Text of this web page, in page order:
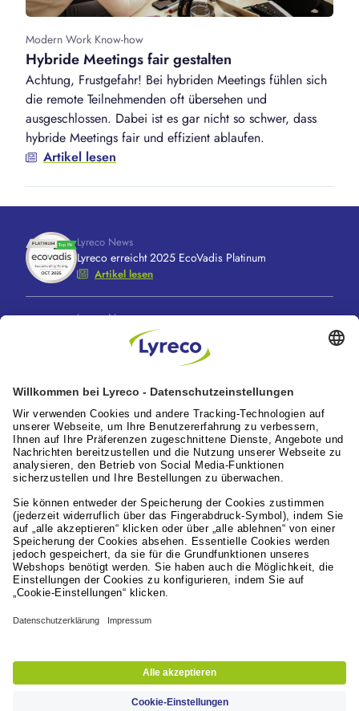
Modern Work Know-how
Hybride Meetings fair gestalten
Achtung, Frustgefahr! Bei hybriden Meetings fühlen sich
die remote Teilnehmenden oft übersehen und
ausgeschlossen. Dabei ist es gar nicht so schwer, dass
hybride Meetings fair und effizient ablaufen.
Artikel lesen
Lyreco News
Lyreco erreicht 2025 EcoVadis Platinum
Artikel lesen
Lyreco News
Lyreco feiert 100 Jahre “A Great Working Day.
Delivered."
Lyreco News
Lyreco Partner Convention 2026: Zentraler
Branchentreff mit Zukunftskraft
Artikel lesen
Leistungen für die Arbeitswelt
Lyreco Deutschland
ImpressumAGBDatenschutzerklärungNutzungsbedingungen
Erklärung zur digitalen Barrierefreiheit